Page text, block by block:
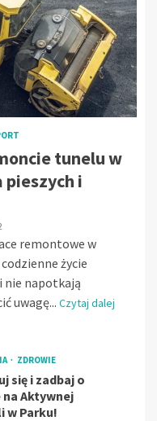
tunelu w
i
remontowe w
życie
nie napotkają
uwagę... Czytaj dalej
ZDROWIE
się i zadbaj o
Aktywnej
w Parku!